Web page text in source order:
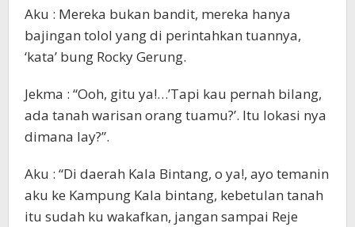
Aku : Mereka bukan bandit, mereka hanya
bajingan tolol yang di perintahkan tuannya,
‘kata’ bung Rocky Gerung.
Jekma : “Ooh, gitu ya!…’Tapi kau pernah bilang,
ada tanah warisan orang tuamu?’. Itu lokasi nya
dimana lay?”.
Aku : “Di daerah Kala Bintang, o ya!, ayo temanin
aku ke Kampung Kala bintang, kebetulan tanah
itu sudah ku wakafkan, jangan sampai Reje